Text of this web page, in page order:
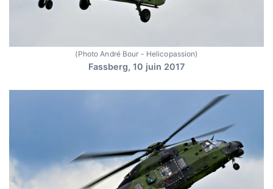
(Photo André Bour - Helicopassion)
Fassberg, 10 juin 2017